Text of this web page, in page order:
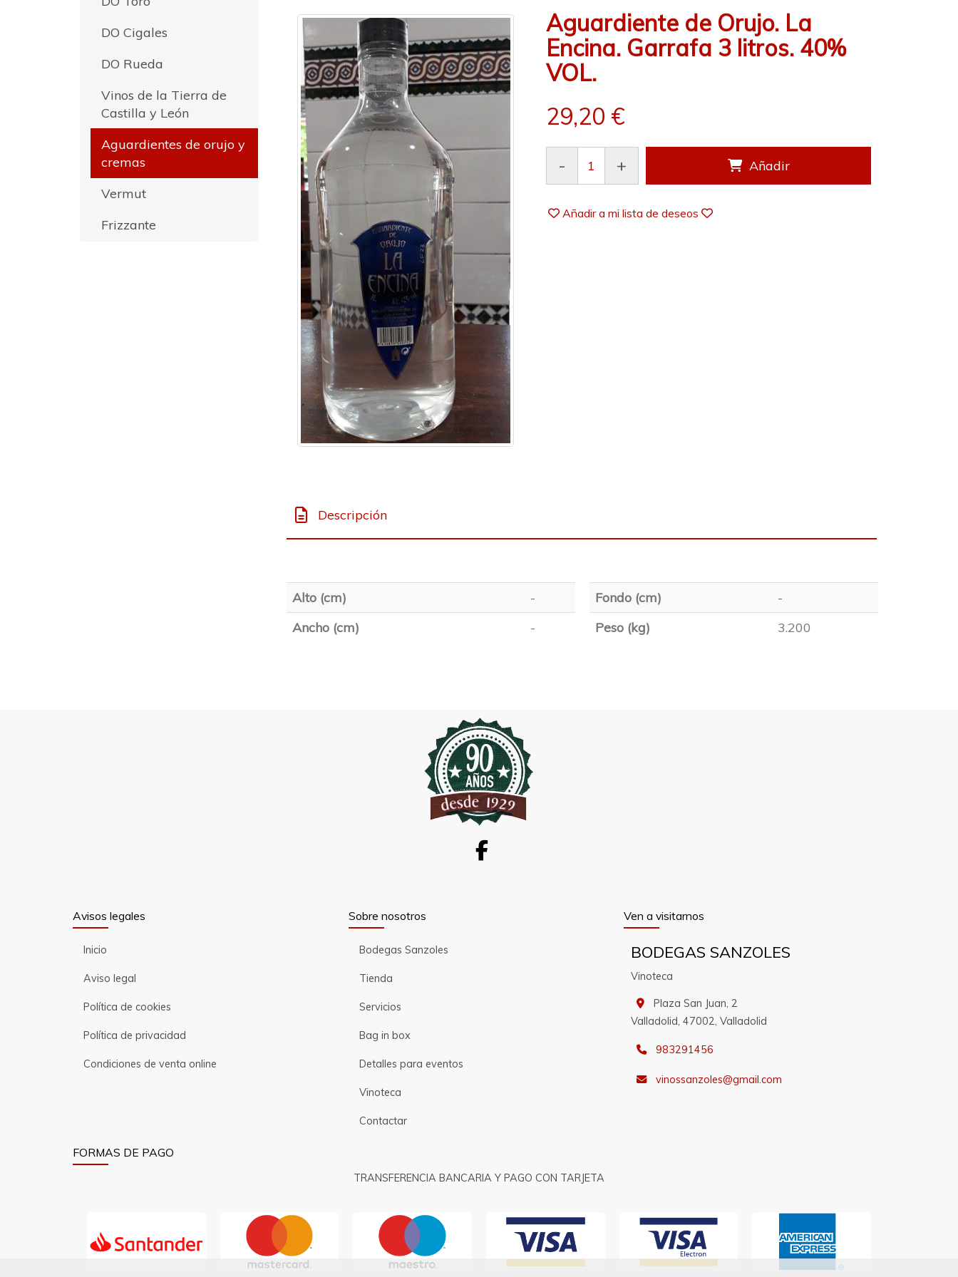
DO Cigales
DO Rueda
Vinos de la Tierra de
Castilla y León
Aguardientes de orujo y
cremas
Vermut
Frizzante
Aguardiente de Orujo. La
Encina. Garrafa 3 litros. 40%
VOL.
29,20 €
- + Añadir
Añadir a mi lista de deseos
Descripción
Alto (cm)
-
Ancho (cm)
-
Fondo (cm)
-
Peso (kg)
3.200
Avisos legales
Inicio
Aviso legal
Política de cookies
Política de privacidad
Condiciones de venta online
Sobre nosotros
Bodegas Sanzoles
Tienda
Servicios
Bag in box
Detalles para eventos
Vinoteca
Contactar
Ven a visitarnos
BODEGAS SANZOLES
Vinoteca
Plaza San Juan, 2
Valladolid,47002,Valladolid
983291456
vinossanzoles gmail.com
FORMAS DE PAGO
TRANSFERENCIA BANCARIA Y PAGO CON TARJETA